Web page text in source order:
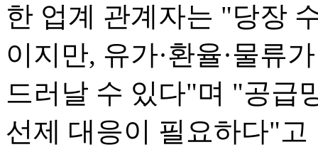
한 업계 관계자는 "당장
이지만, 유가·환율·물류
드러날 수 있다"며 "공급
선제 대응이 필요하다"고